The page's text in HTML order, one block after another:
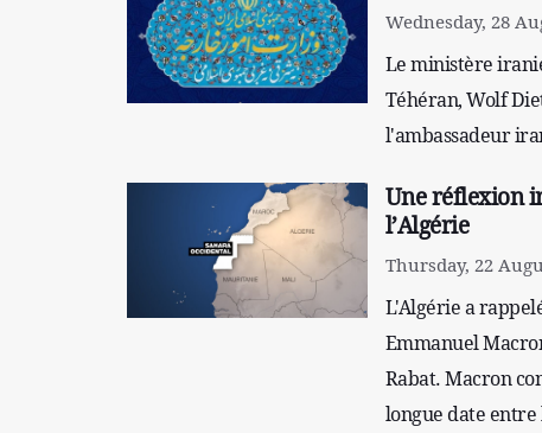
Wednesday, 28
Le ministère
Téhéran, Wolf
l'ambassadeur
Une réflexion
l’Algérie
Thursday, 22
L'Algérie a
Emmanuel
Rabat. Macron
longue date